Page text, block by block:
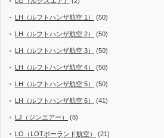
LH（ルフトハンザ航空 1） (50)
LH（ルフトハンザ航空 2） (50)
LH（ルフトハンザ航空 3） (50)
LH（ルフトハンザ航空 4） (50)
LH（ルフトハンザ航空 5） (50)
LH（ルフトハンザ航空 6） (41)
LJ（ジンエアー） (8)
LO（LOTポーランド航空） (21)